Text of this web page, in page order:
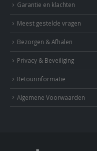
Garantie en klachten
Meest gestelde vragen
Bezorgen & Afhalen
Privacy & Beveiliging
Retourinformatie
Algemene Voorwaarden